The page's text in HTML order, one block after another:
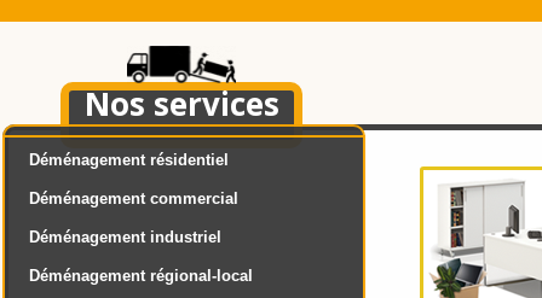
Déménagement résidentiel
Déménagement commercial
Déménagement industriel
Déménagement régional-local
Nos services